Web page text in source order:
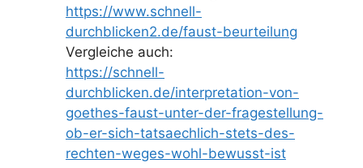
https://www.schnell-
durchblicken2.de/faust-beurteilung
Vergleiche auch:
https://schnell-
durchblicken.de/interpretation-von-
goethes-faust-unter-der-fragestellung-
ob-er-sich-tatsaechlich-stets-des-
rechten-weges-wohl-bewusst-ist